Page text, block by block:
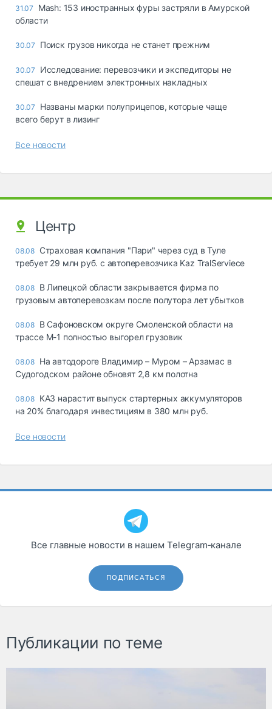
31.07
Mash: 153 иностранных фуры застряли в Амурской
области
30.07 Поиск грузов никогда не станет прежним
30.07
Исследование: перевозчики и экспедиторы не
спешат с внедрением электронных накладных
30.07
Названы марки полуприцепов, которые чаще
всего берут в лизинг
Все новости
Центр
08.08 Страховая компания "Пари" через суд в Туле
требует 29 млн руб. с автоперевозчика Kaz TralServiece
08.08 В Липецкой области закрывается фирма по
грузовым автоперевозкам после полутора лет убытков
08.08 В Сафоновском округе Смоленской области на
трассе М-1 полностью выгорел грузовик
08.08 На автодороге Владимир – Муром – Арзамас в
Судогодском районе обновят 2,8 км полотна
08.08 КАЗ нарастит выпуск стартерных аккумуляторов
на 20% благодаря инвестициям в 380 млн руб.
Все новости
Все главные новости в нашем Telegram‑канале
ПОДПИСАТЬСЯ
Публикации по теме